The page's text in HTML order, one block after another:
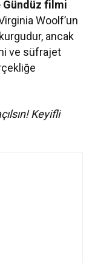
Gündüz filmi
Woolf’un
ancak
ve süfrajet
Keyifli